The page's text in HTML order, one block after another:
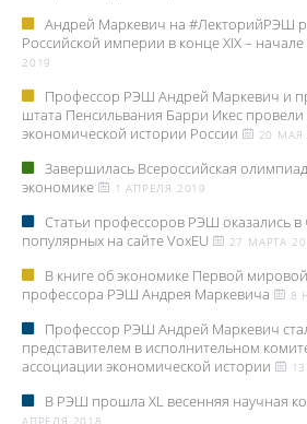
Андрей Маркевич на #ЛекторийРЭШ
Российской империи в конце XIX – начале
2019
Профессор РЭШ Андрей Маркевич и
штата Пенсильвания Барри Икес
экономической истории России
20 МАЯ
Завершилась Всероссийская
экономике
1 АПРЕЛЯ 2019
Статьи профессоров РЭШ оказались в
популярных на сайте VoxEU
27 МАРТА
В книге об экономике Первой
профессора РЭШ Андрея Маркевича
8
Профессор РЭШ Андрей Маркевич
представителем в исполнительном
ассоциации экономической истории
В РЭШ прошла XL весенняя научная